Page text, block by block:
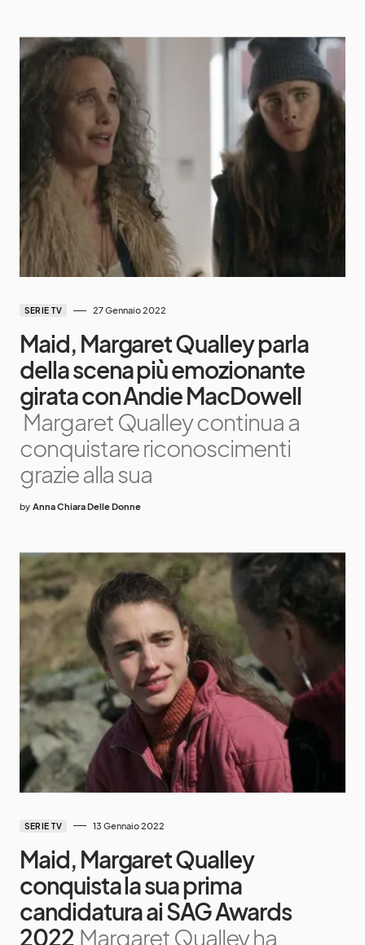
SERIE TV 27 Gennaio 2022
Maid, Margaret Qualley parla
della scena più emozionante
girata con Andie MacDowell
Margaret Qualley continua a
conquistare riconoscimenti
grazie alla sua
by Anna Chiara Delle Donne
SERIE TV 13 Gennaio 2022
Maid, Margaret Qualley
conquista la sua prima
candidatura ai SAG Awards
2022 Margaret Qualley ha